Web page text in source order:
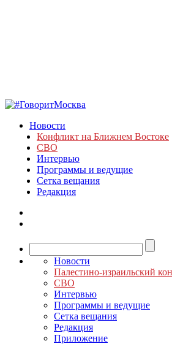
Новости
Конфликт на Ближнем Востоке
СВО
Интервью
Программы и ведущие
Сетка вещания
Редакция
Новости
Палестино-израильский
СВО
Интервью
Программы и ведущие
Сетка вещания
Редакция
Приложение